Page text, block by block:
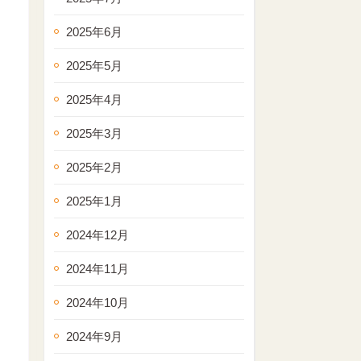
2025年6月
2025年5月
2025年4月
2025年3月
2025年2月
2025年1月
2024年12月
2024年11月
2024年10月
2024年9月